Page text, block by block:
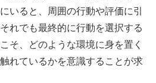
いると、周囲の行動や評価に引
れでも最終的に行動を選択する
そ、どのような環境に身を置く
れているかを意識することが求